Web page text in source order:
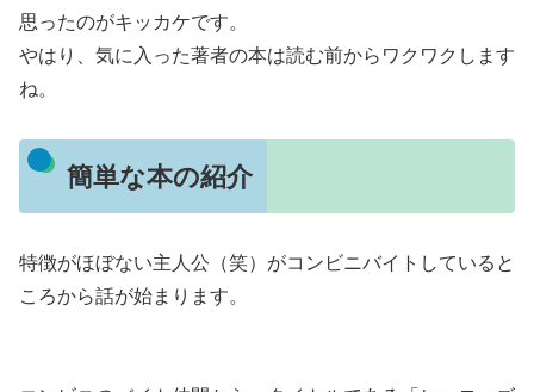
思ったのがキッカケです。
やはり、気に入った著者の本は読む前からワクワクします
ね。
簡単な本の紹介
特徴がほぼない主人公（笑）がコンビニバイトしていると
ころから話が始まります。